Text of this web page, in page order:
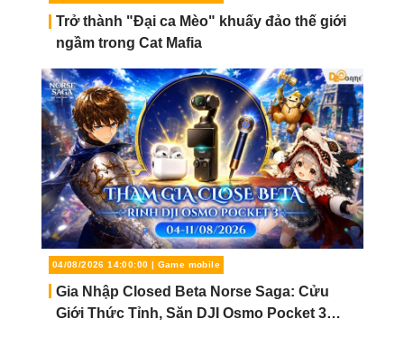
ánh đèn với Kho Báu Hoàng Gia
Neon Punk
05/08/2026 15:00:00 | Game mobile
Trở thành "Đại ca Mèo" khuấy đảo thế